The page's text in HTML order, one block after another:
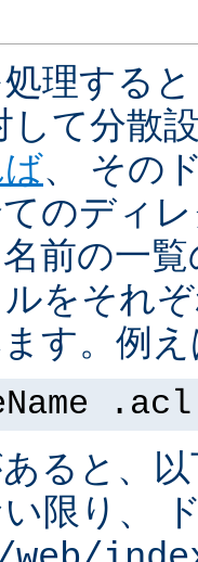
理する
して分散
、 その
のディ
前の一
をそれ
す。例
.acl
ると、
限り、